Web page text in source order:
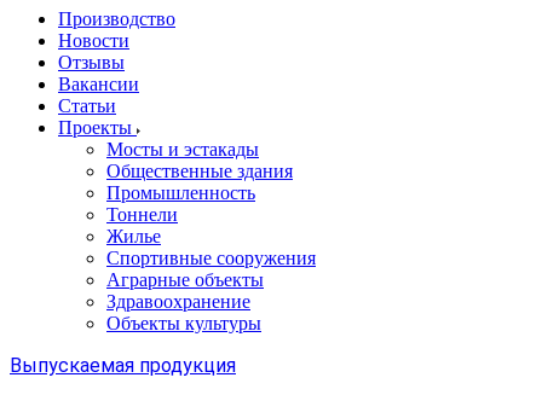
Производство
Новости
Отзывы
Вакансии
Статьи
Проекты
Мосты и эстакады
Общественные здания
Промышленность
Тоннели
Жилье
Спортивные сооружения
Аграрные объекты
Здравоохранение
Объекты культуры
Выпускаемая продукция